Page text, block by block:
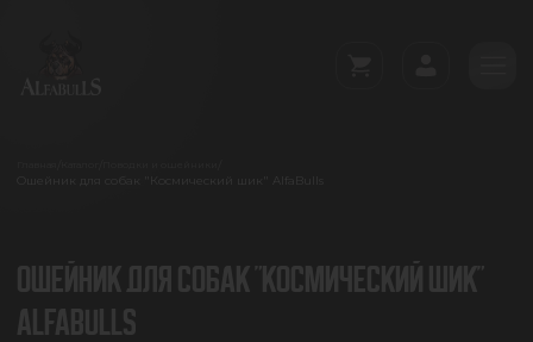
Ошейник для собак "Космический шик" AlfaBulls
ОШЕЙНИК ДЛЯ СОБАК "КОСМИЧЕСКИЙ ШИК"
ALFABULLS